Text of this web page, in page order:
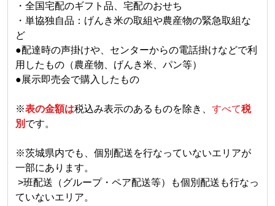
・全国宅配のギフト品、宅配のおせち
・単協独自品：げんき米の取組や農産物の緊急取組な
ど
●配達時の声掛けや、センターからの電話掛けなどで利
用したもの（農産物、げんき米、パン等）
●展示即売会で購入したもの
※表の金額は税込み表示のあるものを除き、 すべて税
別 です。
※茨城県内でも、個別配送を行なっていないエリアが
一部にあります。
>班配送（グループ・ペア配送等）も個別配送も行なっ
ていないエリア。